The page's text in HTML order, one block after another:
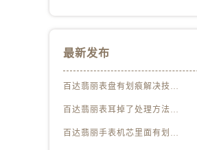
最新发布
百达翡丽表盘有划痕解决技巧集锦
百达翡丽表耳掉了处理方法深度解析
百达翡丽手表机芯里面有划痕处理方法详解